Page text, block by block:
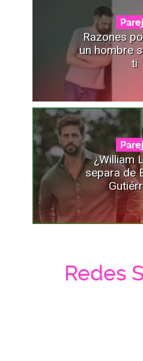
Razones
un hombre
ti
¿William
separa de
Redes